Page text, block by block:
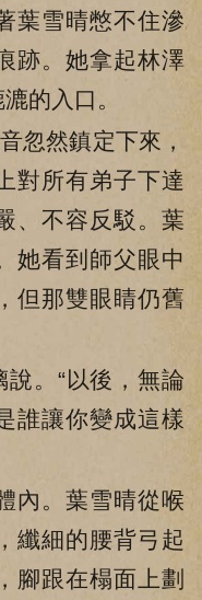
葉雪晴憋不住滲
跡。她拿起林澤
的入口。
然鎮定下來，
對所有弟子下達
不容反駁。葉
她看到師父眼中
但那雙眼睛仍舊
。“以後，無論
誰讓你變成這樣
。葉雪晴從喉
纖細的腰背弓起
腳跟在榻面上劃